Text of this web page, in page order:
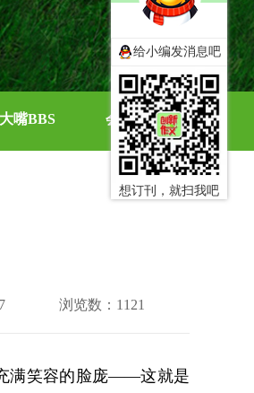
大嘴BBS 会员中心
浏览数：1121
满笑容的脸庞——这就是
给小编发消息吧
想订刊，就扫我吧